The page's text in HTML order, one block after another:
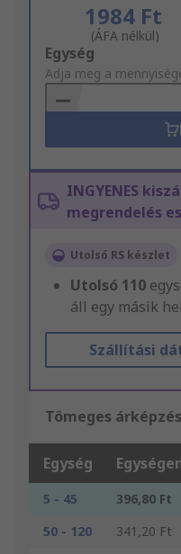
1984 Ft
(ÁFA nélkül)
Add
to
Basket
Egység
Adja meg a
INGYENES
megrendelés
Utolsó RS készlet
Utolsó 110
áll egy másik
Szállítási
Tömeges
Egység
5 - 45 396,80 Ft
50 - 120
341,20 Ft